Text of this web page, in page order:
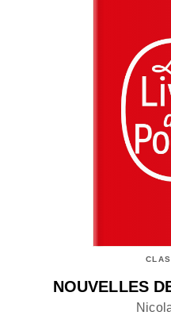
NOUVELLES